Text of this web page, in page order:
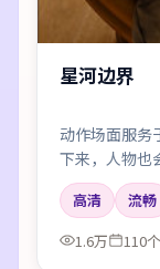
星河边界
动作场面服务
下来，人物也
高清
流畅
1.6万
110